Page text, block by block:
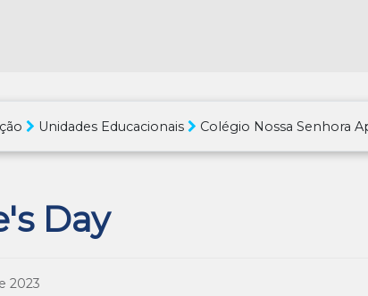
Unidades Educacionais Colégio Nossa Senhora
Day
2023